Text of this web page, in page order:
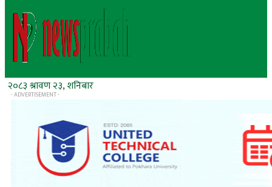
२०८३ श्रावण २३, शनिबार
- ADVERTISEMENT -